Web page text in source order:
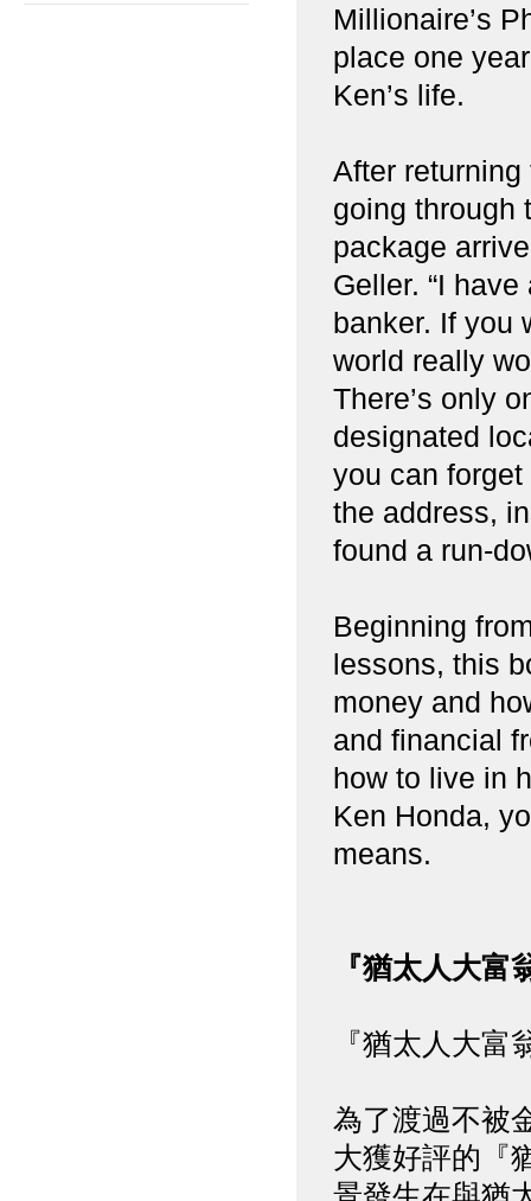
Millionaire’s
place one
Ken’s life.
After
going through
package
Geller. “I
banker. If you
world really
There’s only
designated
you can
the address,
found a run-
Beginning
lessons, this
money and
and financial
how to live in
Ken Honda,
means.
『猶太人大
『猶太人大
為了渡過不被
大獲好評的『